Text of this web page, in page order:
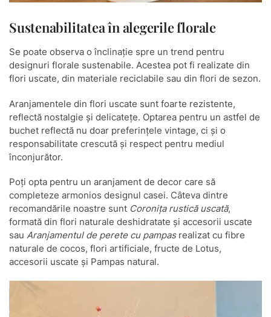
Sustenabilitatea în alegerile florale
Se poate observa o înclinație spre un trend pentru
designuri florale sustenabile. Acestea pot fi realizate din
flori uscate, din materiale reciclabile sau din flori de sezon.
Aranjamentele din flori uscate sunt foarte rezistente,
reflectă nostalgie și delicatețe. Optarea pentru un astfel de
buchet reflectă nu doar preferințele vintage, ci și o
responsabilitate crescută și respect pentru mediul
înconjurător.
Poți opta pentru un aranjament de decor care să
completeze armonios designul casei. Câteva dintre
recomandările noastre sunt Coronița rustică uscată,
formată din flori naturale deshidratate și accesorii uscate
sau Aranjamentul de perete cu pampasrealizat cu fibre
naturale de cocos, flori artificiale, fructe de Lotus,
accesorii uscate și Pampas natural.